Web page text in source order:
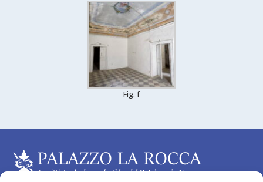
Fig. f